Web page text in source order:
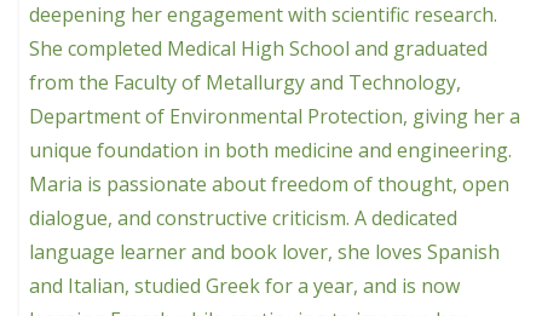
deepening her engagement with scientific research.
She completed Medical High School and graduated
from the Faculty of Metallurgy and Technology,
Department of Environmental Protection, giving her a
unique foundation in both medicine and engineering.
Maria is passionate about freedom of thought, open
dialogue, and constructive criticism. A dedicated
language learner and book lover, she loves Spanish
and Italian, studied Greek for a year, and is now